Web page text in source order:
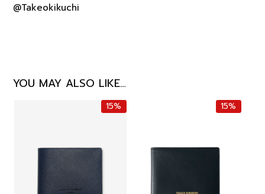
@Takeokikuchi
YOU MAY ALSO LIKE…
15% 15%